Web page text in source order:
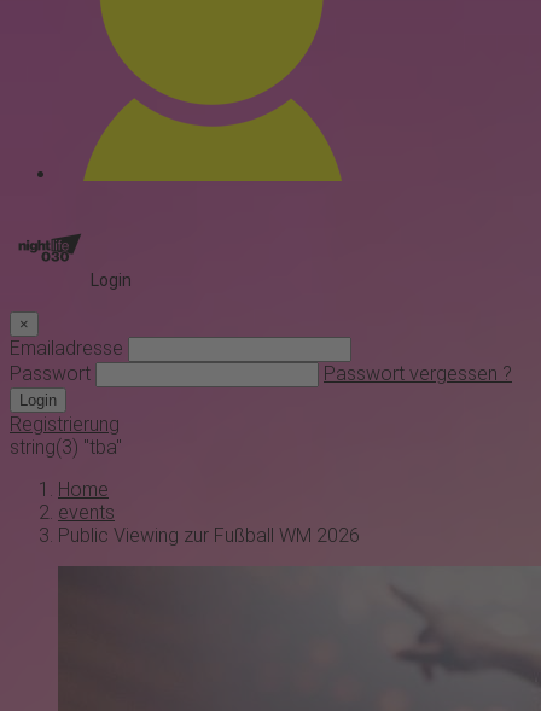
Login
×
Emailadresse
Passwort
Passwort vergessen ?
Login
Registrierung
string(3) "tba"
Home
events
Public Viewing zur Fußball WM 2026